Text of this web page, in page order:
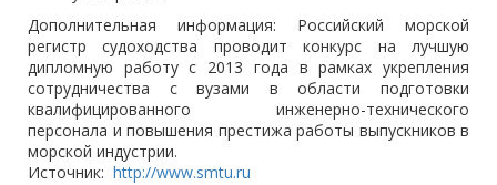
Дополнительная информация: Российский морской
регистр судоходства проводит конкурс на лучшую
дипломную работу с 2013 года в рамках укрепления
сотрудничества с вузами в области подготовки
квалифицированного инженерно-технического
персонала и повышения престижа работы выпускников в
морской индустрии.
Источник: http://www.smtu.ru